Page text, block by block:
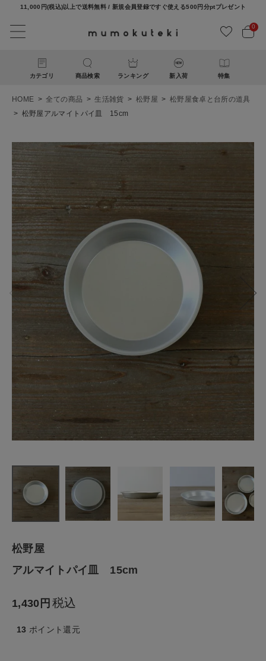
11,000円(税込)以上で送料無料 / 新規会員登録ですぐ使える500円分ptプレゼント
0
カテゴリ 商品検索 ランキング 新入荷 特集
ACCOUNT MENU
ようこそ ゲスト 様
ログイン 新規会員登録
松野屋
アルマイト
ナチュラル服
ファッション雑貨
生活雑貨
HOME 全ての商品 生活雑貨 松野屋
松野屋食卓と台所の道具
松野屋アルマイトパイ皿 15cm
松野屋
アルマイトパイ皿 15cm
1,430 税込
13 ポイント還元